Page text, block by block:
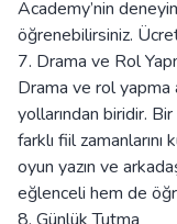
Academy’nin
öğrenebilirsiniz.
7. Drama ve Rol
Drama ve rol
yollarından biridir.
farklı fiil
oyun yazın ve
eğlenceli hem de